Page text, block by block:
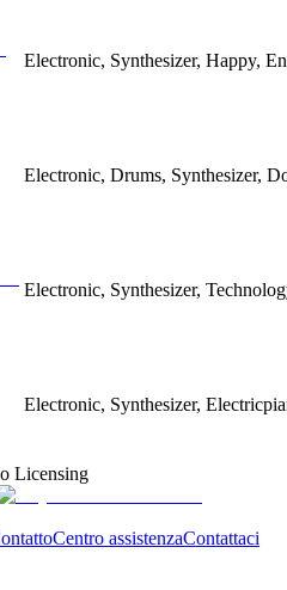
Electronic, Synthesizer, Happy,
Electronic, Drums, Synthesizer,
Electronic, Synthesizer,
Electronic, Synthesizer,
Licensing
Centro assistenzaContattaci